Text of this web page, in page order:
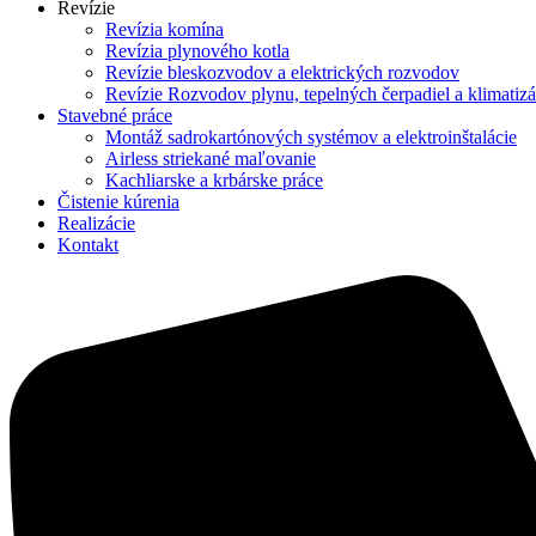
Revízie
Revízia komína
Revízia plynového kotla
Revízie bleskozvodov a elektrických rozvodov
Revízie Rozvodov plynu, tepelných čerpadiel a
Stavebné práce
Montáž sadrokartónových systémov a elektroinštalácie
Airless striekané maľovanie
Kachliarske a krbárske práce
Čistenie kúrenia
Realizácie
Kontakt